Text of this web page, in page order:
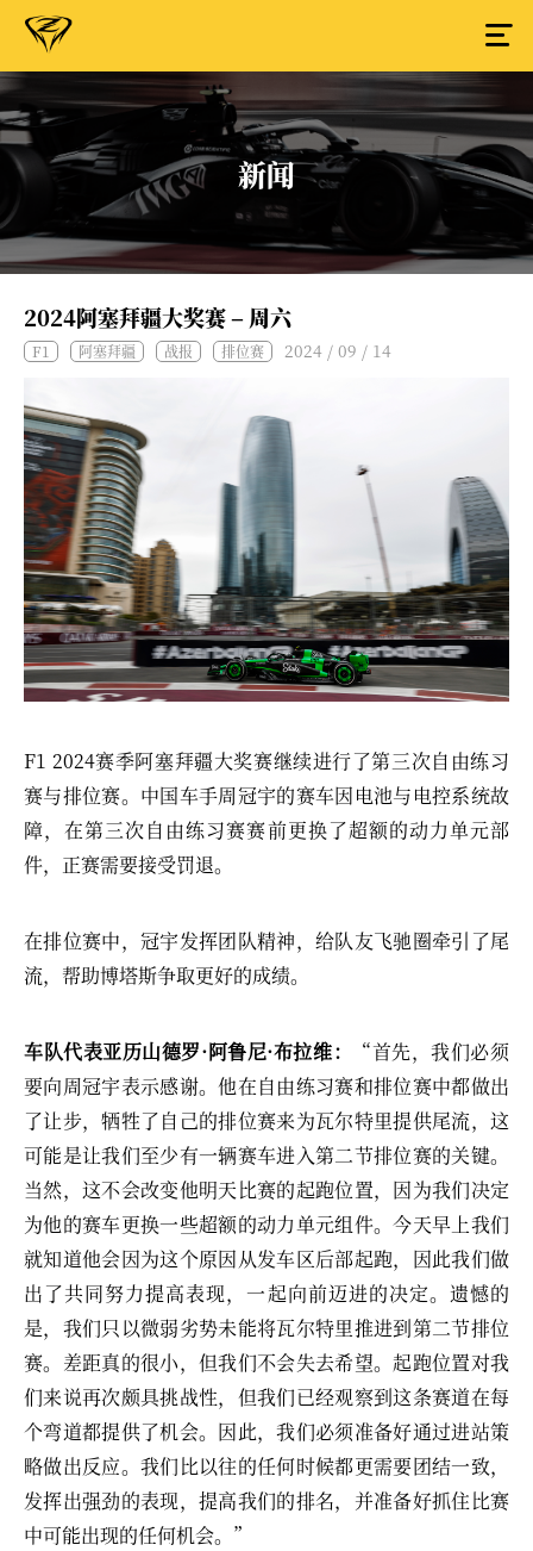
新闻
2024阿塞拜疆大奖赛 – 周六
F1 阿塞拜疆 战报 排位赛 2024 / 09 / 14
F1 2024赛季阿塞拜疆大奖赛继续进行了第三次自由练习
赛与排位赛。中国车手周冠宇的赛车因电池与电控系统故
障，在第三次自由练习赛赛前更换了超额的动力单元部
件，正赛需要接受罚退。
在排位赛中，冠宇发挥团队精神，给队友飞驰圈牵引了尾
流，帮助博塔斯争取更好的成绩。
车队代表亚历山德罗·阿鲁尼·布拉维：
“首先，我们必须
要向周冠宇表示感谢。他在自由练习赛和排位赛中都做出
了让步，牺牲了自己的排位赛来为瓦尔特里提供尾流，这
可能是让我们至少有一辆赛车进入第二节排位赛的关键。
当然，这不会改变他明天比赛的起跑位置，因为我们决定
为他的赛车更换一些超额的动力单元组件。今天早上我们
就知道他会因为这个原因从发车区后部起跑，因此我们做
出了共同努力提高表现，一起向前迈进的决定。遗憾的
是，我们只以微弱劣势未能将瓦尔特里推进到第二节排位
赛。差距真的很小，但我们不会失去希望。起跑位置对我
们来说再次颇具挑战性，但我们已经观察到这条赛道在每
个弯道都提供了机会。因此，我们必须准备好通过进站策
略做出反应。我们比以往的任何时候都更需要团结一致，
发挥出强劲的表现，提高我们的排名，并准备好抓住比赛
中可能出现的任何机会。”